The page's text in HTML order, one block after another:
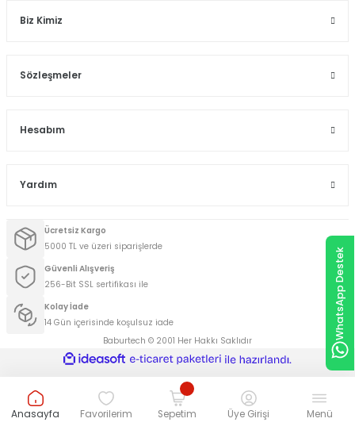
Biz Kimiz
Sözleşmeler
Hesabım
Yardım
Ücretsiz Kargo
5000 TL ve üzeri siparişlerde
Güvenli Alışveriş
256-Bit SSL sertifikası ile
Kolay İade
14 Gün içerisinde koşulsuz iade
Baburtech © 2001 Her Hakkı Saklıdır
WhatsApp Destek
Anasayfa Favorilerim Sepetim Üye Girişi Menü
ideasoft
e-
hazırlandı.